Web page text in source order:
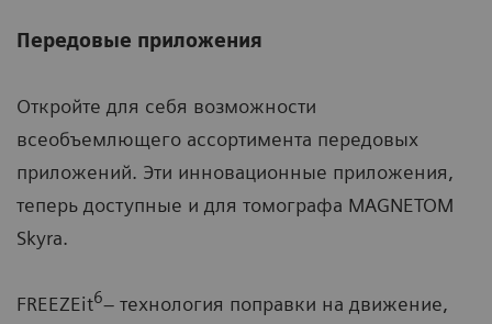
Передовые приложения
Откройте для себя возможности
всеобъемлющего ассортимента передовых
приложений. Эти инновационные приложения,
теперь доступные и для томографа MAGNETOM
Skyra.
FREEZEit6– технология поправки на движение,